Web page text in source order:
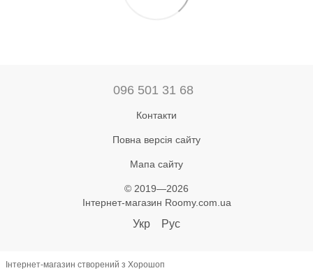
096 501 31 68
Контакти
Повна версія сайту
Мапа сайту
© 2019—2026
Інтернет-магазин Roomy.com.ua
Укр Рус
Інтернет-магазин створений з Хорошоп